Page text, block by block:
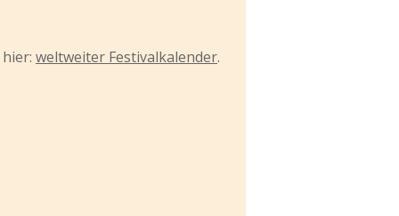
weltweiter Festivalkalender.